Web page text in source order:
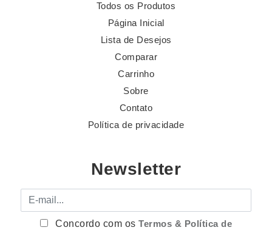
Todos os Produtos
Página Inicial
Lista de Desejos
Comparar
Carrinho
Sobre
Contato
Política de privacidade
Newsletter
E-mail
Concordo com osTermos & Política de